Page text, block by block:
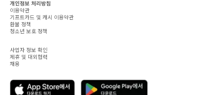
개인정보 처리방침
이용약관
기프트카드 및 캐시 이용약관
환불 정책
청소년 보호 정책
사업자 정보 확인
제휴 및 대외협력
채용